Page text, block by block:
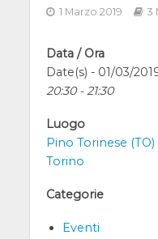
1 Marzo 2019 3
Data / Ora
Date(s) - 01/03/
20:30 - 21:30
Luogo
Pino Torinese
Torino
Categorie
Eventi